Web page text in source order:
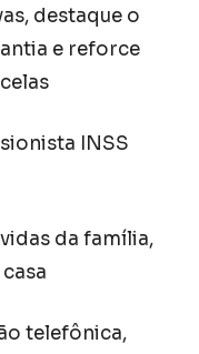
destaque o
e reforce
INSS
da família,
telefônica,